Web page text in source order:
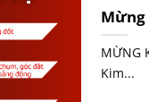
Mừng
MỪNG
Kim...